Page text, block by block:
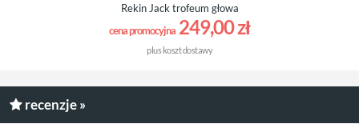
Rekin Jack trofeum głowa
cena promocyjna 249,00 zł
pluskoszt dostawy
recenzje »